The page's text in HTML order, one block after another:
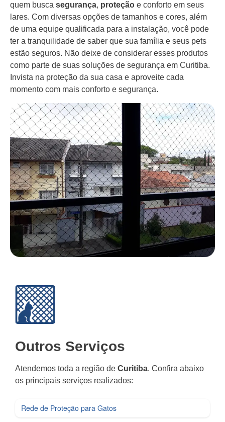
quem busca segurança, proteção e conforto em seus
lares. Com diversas opções de tamanhos e cores, além
de uma equipe qualificada para a instalação, você pode
ter a tranquilidade de saber que sua família e seus pets
estão seguros. Não deixe de considerar esses produtos
como parte de suas soluções de segurança em Curitiba.
Invista na proteção da sua casa e aproveite cada
momento com mais conforto e segurança.
Outros Serviços
Atendemos toda a região de Curitiba. Confira abaixo
os principais serviços realizados:
Rede de Proteção para Gatos